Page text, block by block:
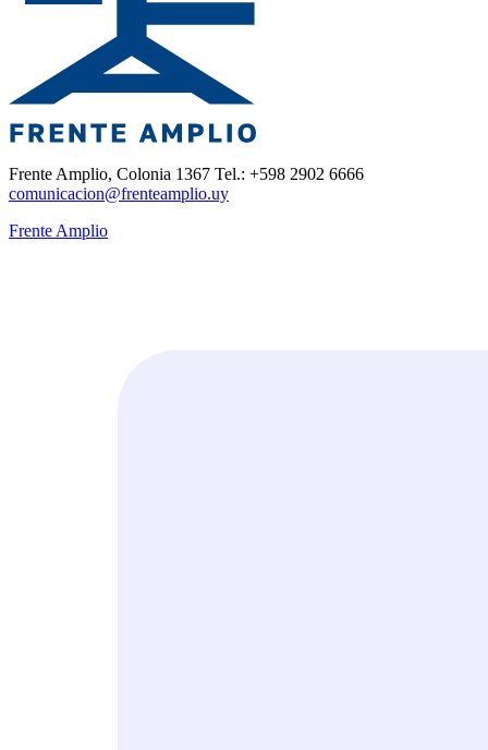
Frente Amplio, Colonia 1367 Tel.: +598 2902 6666
comunicacion@frenteamplio.uy
Frente Amplio